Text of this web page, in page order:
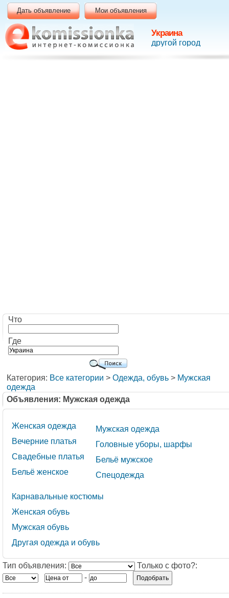
Украина
другой город
Дать объявление Мои объявления
Что
Где
Категория: Все категории > Одежда, обувь > Мужская
одежда
Объявления: Мужская одежда
Женская одежда
Вечерние платья
Свадебные платья
Бельё женское
Мужская одежда
Головные уборы, шарфы
Бельё мужское
Спецодежда
Карнавальные костюмы
Женская обувь
Мужская обувь
Другая одежда и обувь
Тип объявления:
Только с фото?:
-